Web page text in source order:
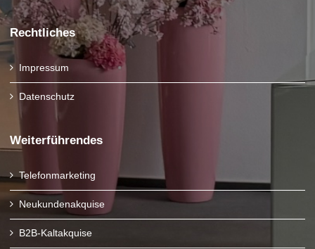
Rechtliches
Impressum
Datenschutz
Weiterführendes
Telefonmarketing
Neukundenakquise
B2B-Kaltakquise